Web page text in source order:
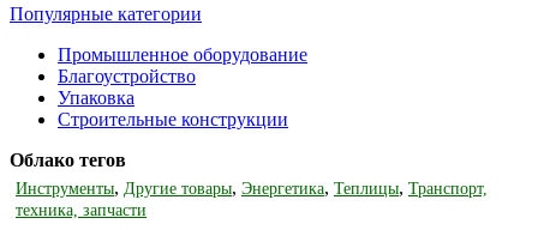
Популярные категории
Промышленное оборудование
Благоустройство
Упаковка
Строительные конструкции
Облако тегов
Инструменты, Другие товары, Энергетика, Теплицы, Транспорт,
техника, запчасти